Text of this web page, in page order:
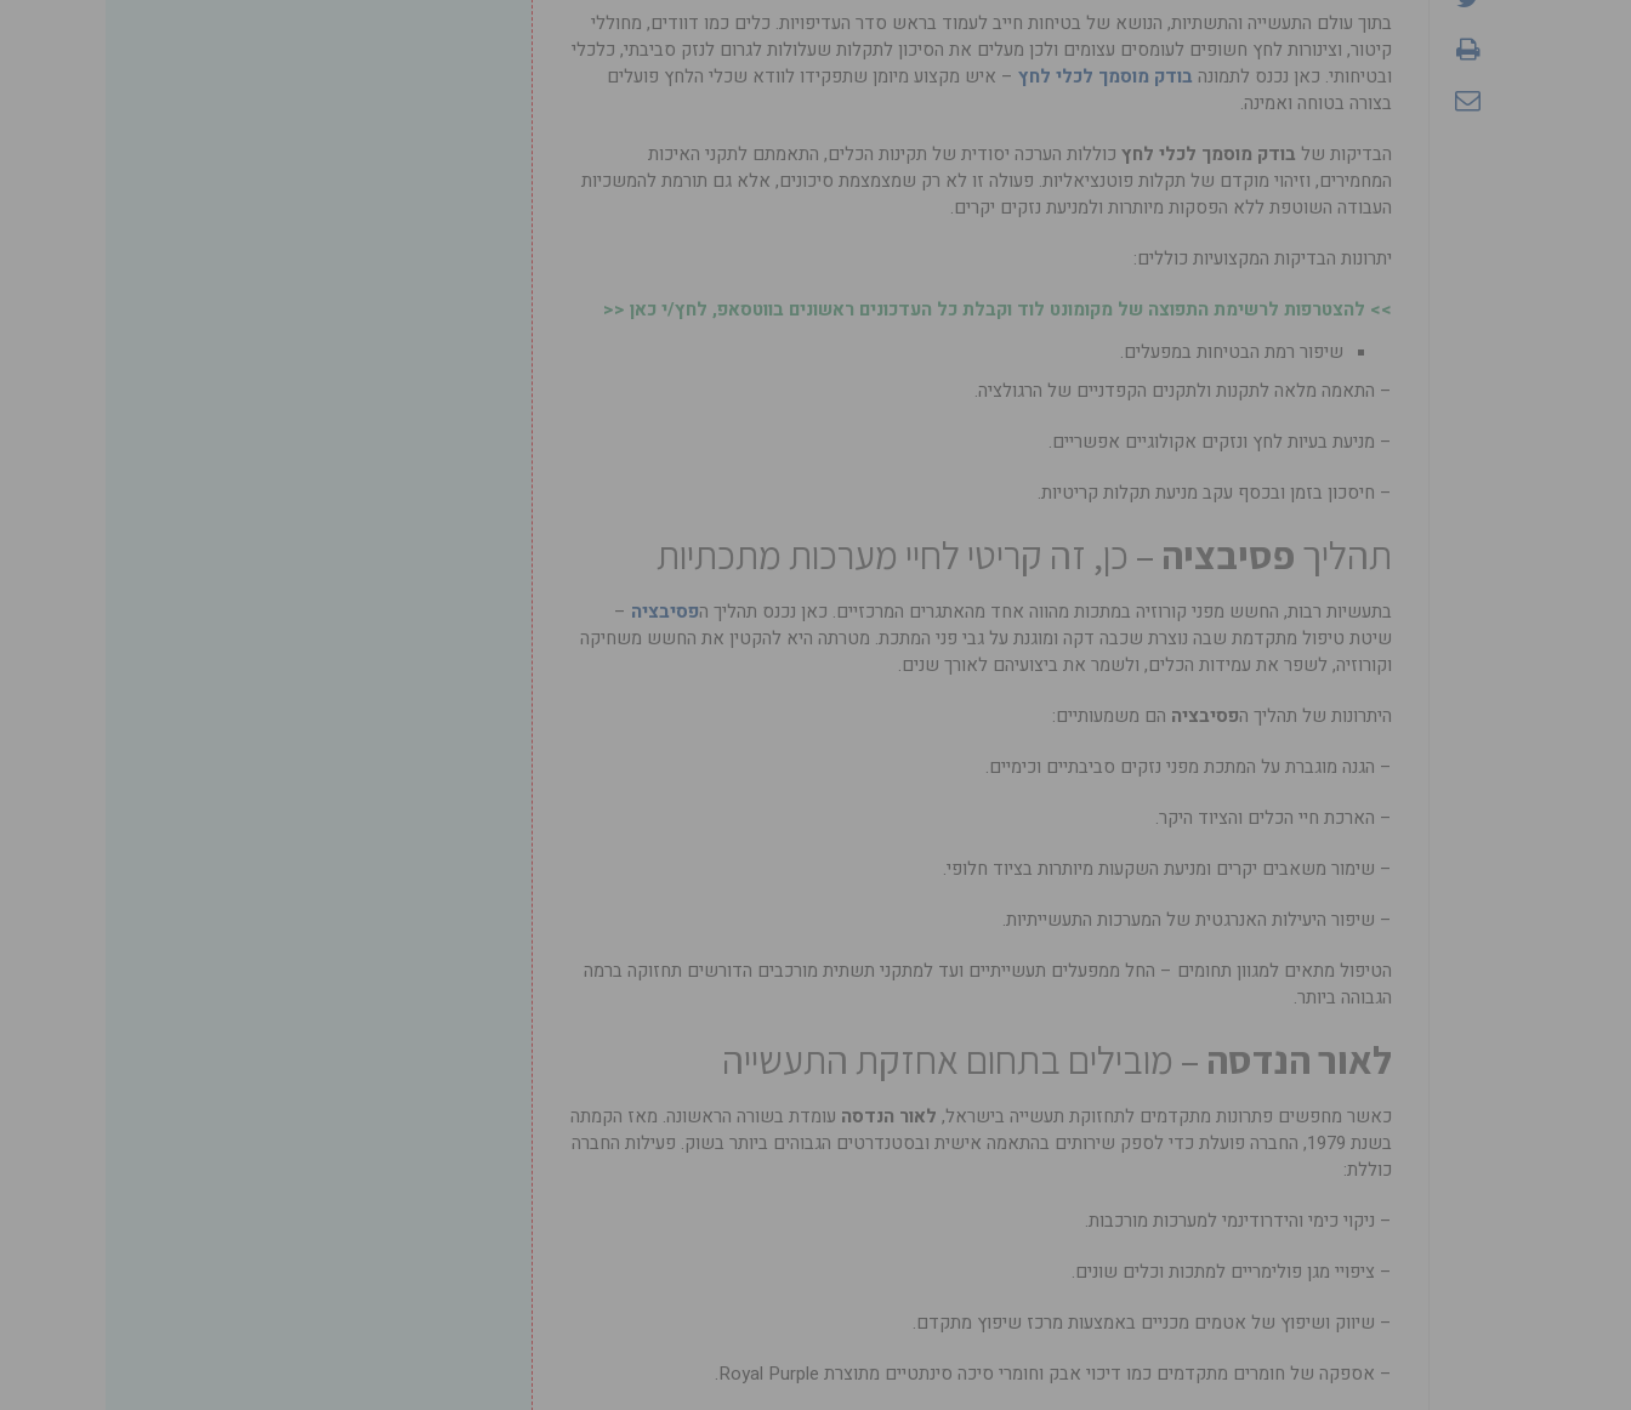
בתוך עולם התעשייה והתשתיות, הנושא של בטיחות חייב לעמוד בראש סדר העדיפויות. כלים כמו דוודים, מחוללי
קיטור, וצינורות לחץ חשופים לעומסים עצומים ולכן מעלים את הסיכון לתקלות שעלולות לגרום לנזק סביבתי, כלכלי
ובטיחותי. כאן נכנס לתמונה בודק מוסמך לכלי לחץ – איש מקצוע מיומן שתפקידו לוודא שכלי הלחץ פועלים
בצורה בטוחה ואמינה.
הבדיקות של בודק מוסמך לכלי לחץ כוללות הערכה יסודית של תקינות הכלים, התאמתם לתקני האיכות
המחמירים, וזיהוי מוקדם של תקלות פוטנציאליות. פעולה זו לא רק שמצמצמת סיכונים, אלא גם תורמת להמשכיות
העבודה השוטפת ללא הפסקות מיותרות ולמניעת נזקים יקרים.
יתרונות הבדיקות המקצועיות כוללים:
>> להצטרפות לרשימת התפוצה של מקומונט לוד וקבלת כל העדכונים ראשונים בווטסאפ, לחץ/י כאן <<
שיפור רמת הבטיחות במפעלים.
– התאמה מלאה לתקנות ולתקנים הקפדניים של הרגולציה.
– מניעת בעיות לחץ ונזקים אקולוגיים אפשריים.
– חיסכון בזמן ובכסף עקב מניעת תקלות קריטיות.
תהליךפסיבציה – כן, זה קריטי לחיי מערכות מתכתיות
בתעשיות רבות, החשש מפני קורוזיה במתכות מהווה אחד מהאתגרים המרכזיים. כאן נכנס תהליך הפסיבציה –
שיטת טיפול מתקדמת שבה נוצרת שכבה דקה ומוגנת על גבי פני המתכת. מטרתה היא להקטין את החשש משחיקה
וקורוזיה, לשפר את עמידות הכלים, ולשמר את ביצועיהם לאורך שנים.
היתרונות של תהליך הפסיבציה הם משמעותיים:
– הגנה מוגברת על המתכת מפני נזקים סביבתיים וכימיים.
– הארכת חיי הכלים והציוד היקר.
– שימור משאבים יקרים ומניעת השקעות מיותרות בציוד חלופי.
– שיפור היעילות האנרגטית של המערכות התעשייתיות.
הטיפול מתאים למגוון תחומים – החל ממפעלים תעשייתיים ועד למתקני תשתית מורכבים הדורשים תחזוקה ברמה
הגבוהה ביותר.
לאור הנדסה – מובילים בתחום אחזקת התעשייה
כאשר מחפשים פתרונות מתקדמים לתחזוקת תעשייה בישראל, לאור הנדסה עומדת בשורה הראשונה. מאז הקמתה
בשנת 1979, החברה פועלת כדי לספק שירותים בהתאמה אישית ובסטנדרטים הגבוהים ביותר בשוק. פעילות החברה
כוללת:
– ניקוי כימי והידרודינמי למערכות מורכבות.
– ציפויי מגן פולימריים למתכות וכלים שונים.
– שיווק ושיפוץ של אטמים מכניים באמצעות מרכז שיפוץ מתקדם.
– אספקה של חומרים מתקדמים כמו דיכוי אבק וחומרי סיכה סינתטיים מתוצרת Royal Purple.